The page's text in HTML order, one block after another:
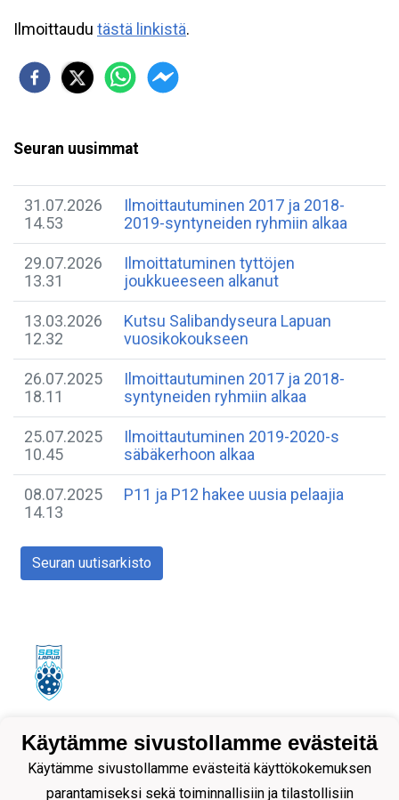
Ilmoittaudu tästä linkistä.
Seuran uusimmat
31.07.2026
14.53
Ilmoittautuminen 2017 ja 2018-
2019-syntyneiden ryhmiin alkaa
29.07.2026
13.31
Ilmoittatuminen tyttöjen
joukkueeseen alkanut
13.03.2026
12.32
Kutsu Salibandyseura Lapuan
vuosikokoukseen
26.07.2025
18.11
Ilmoittautuminen 2017 ja 2018-
syntyneiden ryhmiin alkaa
25.07.2025
10.45
Ilmoittautuminen 2019-2020-s
säbäkerhoon alkaa
08.07.2025
14.13
P11 ja P12 hakee uusia pelaajia
Seuran uutisarkisto
Tietosuojaseloste
Käytämme sivustollamme evästeitä
Käytämme sivustollamme evästeitä käyttökokemuksen
parantamiseksi sekä toiminnallisiin ja tilastollisiin